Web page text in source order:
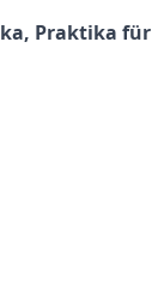
Praktika für